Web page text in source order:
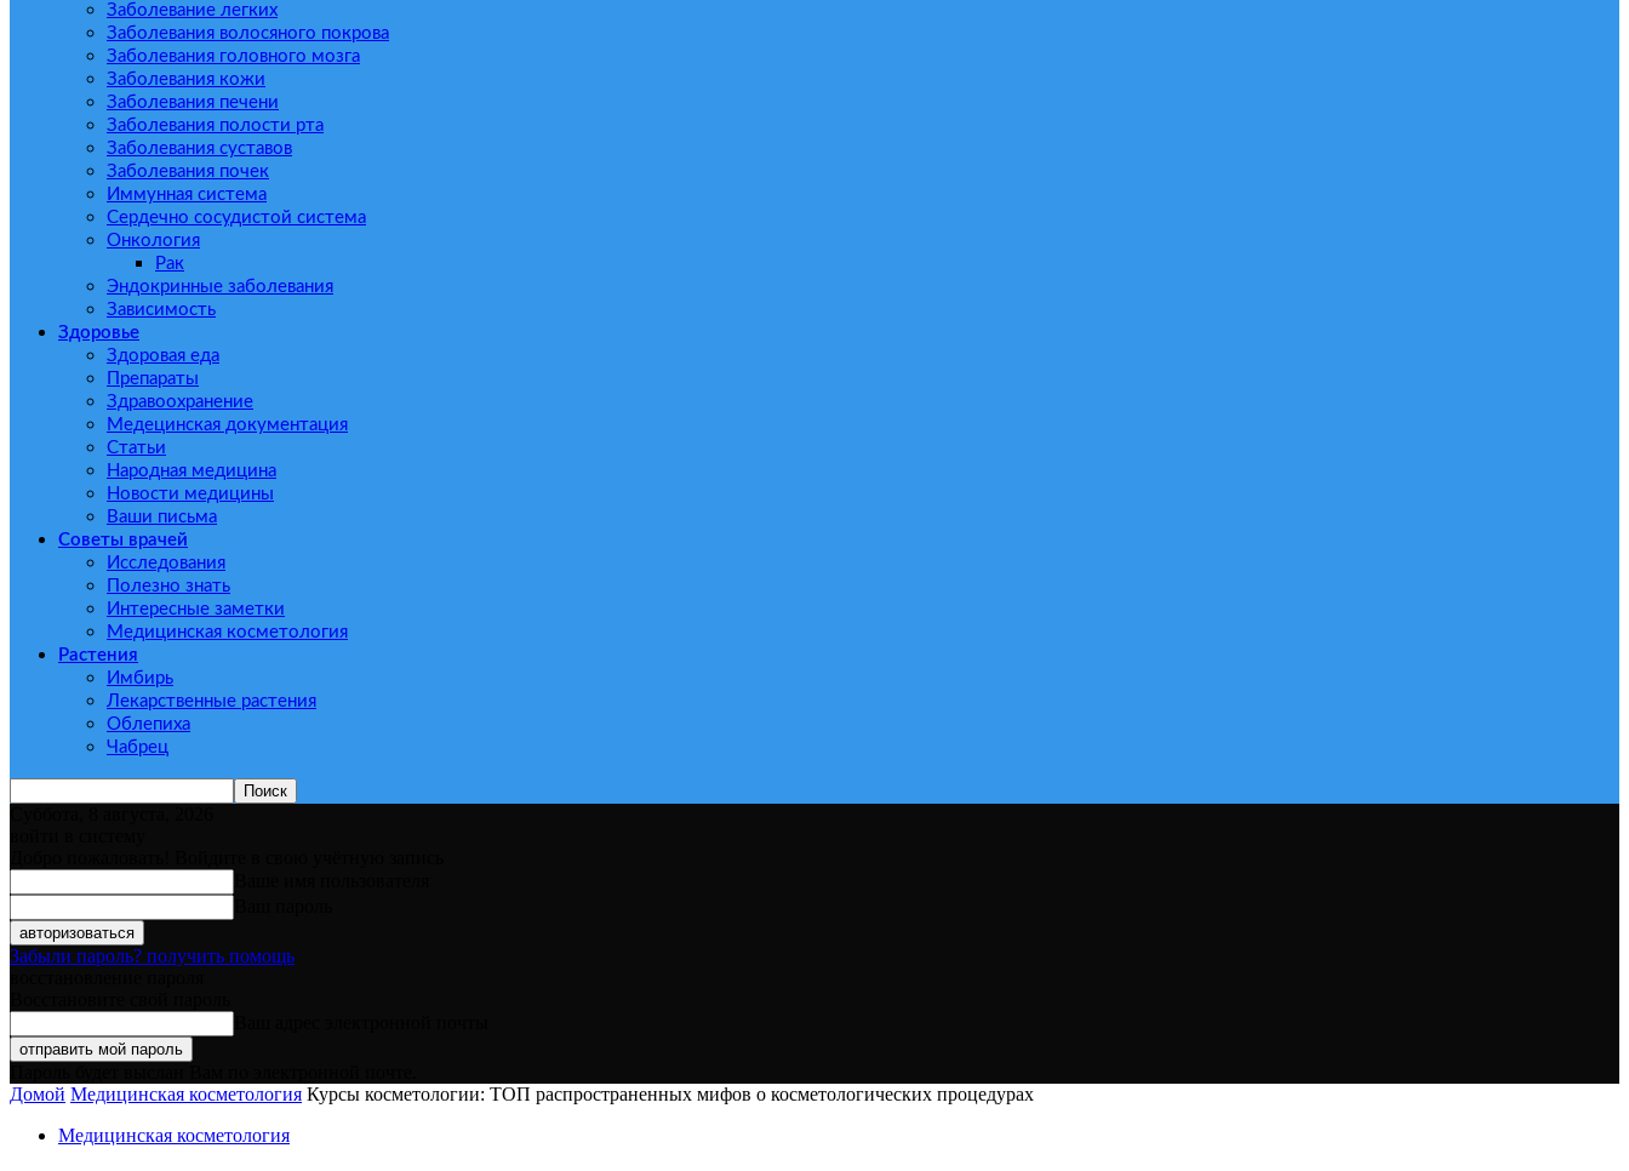
Заболевание легких
Заболевания волосяного покрова
Заболевания головного мозга
Заболевания кожи
Заболевания печени
Заболевания полости рта
Заболевания суставов
Заболевания почек
Иммунная система
Сердечно сосудистой система
Онкология
Рак
Эндокринные заболевания
Зависимость
Здоровье
Здоровая еда
Препараты
Здравоохранение
Медецинская документация
Статьи
Народная медицина
Новости медицины
Ваши письма
Советы врачей
Исследования
Полезно знать
Интересные заметки
Медицинская косметология
Растения
Имбирь
Лекарственные растения
Облепиха
Чабрец
Забыли пароль? получить помощь
Домой Медицинская косметология Курсы косметологии: ТОП распространенных мифов о косметологических процедурах
Медицинская косметология